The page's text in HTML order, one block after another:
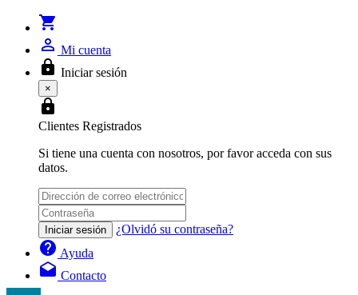
shopping_cart
person_outline Mi cuenta
lock Iniciar sesión
×
lock
Clientes Registrados
Si tiene una cuenta con nosotros, por favor acceda con sus
datos.
Iniciar sesión ¿Olvidó su contraseña?
help Ayuda
drafts Contacto